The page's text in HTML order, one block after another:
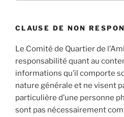
CLAUSE DE NON
Le Comité de Quartier de
responsabilité quant au
informations qu’il comporte
nature générale et ne visent
particulière d’une personne
sont pas nécessairement